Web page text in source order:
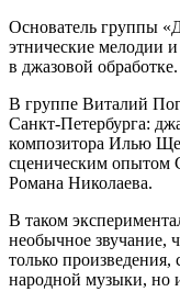
Основатель группы
этнические мелодии
в джазовой обработке.
В группе Виталий
Санкт-Петербурга:
композитора Илью
сценическим опытом
Романа Николаева.
В таком
необычное звучание,
только
народной музыки, но